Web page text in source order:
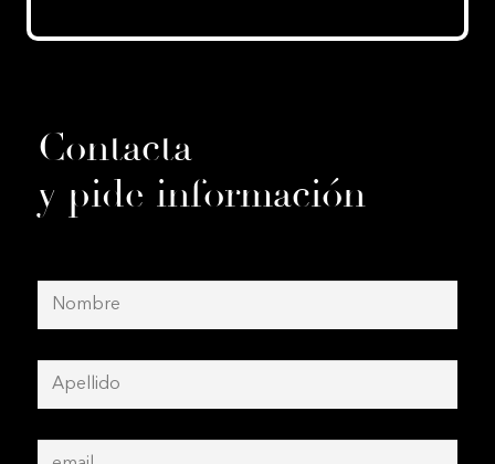
Contacta
y pide información